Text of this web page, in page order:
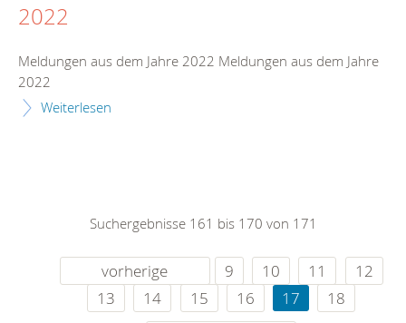
2022
Meldungen aus dem Jahre 2022 Meldungen aus dem Jahre
2022
Weiterlesen
Suchergebnisse 161 bis 170 von 171
vorherige 9 10 11
12
13
14 15 16 17
18